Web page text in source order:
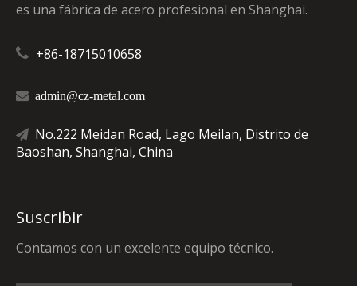
es una fábrica de acero profesional en Shanghai.
 +86-18715010658
 admin@cz-metal.com
 No.222 Meidan Road, Lago Meilan, Distrito de
Baoshan, Shanghai, China
Suscribir
Contamos con un excelente equipo técnico.